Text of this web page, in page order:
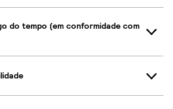
do tempo (em conformidade com